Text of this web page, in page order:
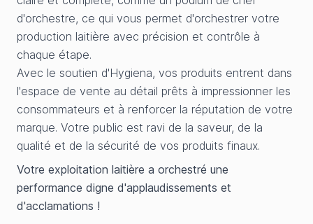
d'orchestre, ce qui vous permet d'orchestrer votre
production laitière avec précision et contrôle à
chaque étape.
Avec le soutien d'Hygiena, vos produits entrent dans
l'espace de vente au détail prêts à impressionner les
consommateurs et à renforcer la réputation de votre
marque. Votre public est ravi de la saveur, de la
qualité et de la sécurité de vos produits finaux.
Votre exploitation laitière a orchestré une
performance digne d'applaudissements et
d'acclamations !